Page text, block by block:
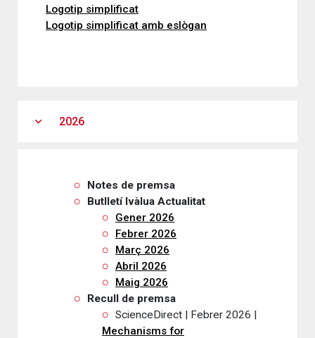
Logotip simplificat
Logotip simplificat amb eslògan
expand_more 2026
Notes de premsa
Butlletí Ivàlua Actualitat
Gener 2026
Febrer 2026
Març 2026
Abril 2026
Maig 2026
Recull de premsa
ScienceDirect | Febrer 2026 |
Mechanisms for